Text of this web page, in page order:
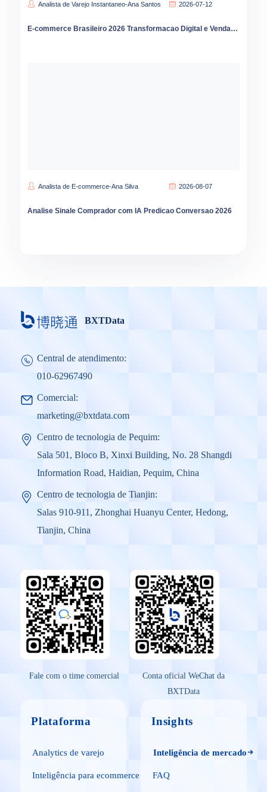
Analista de Varejo Instantaneo-Ana Santos 2026-07-12
E-commerce Brasileiro 2026 Transformacao Digital e Vendas Online
Analista de E-commerce-Ana Silva 2026-08-07
Analise Sinale Comprador com IA Predicao Conversao 2026
BXTData
Central de atendimento:
010-62967490
Comercial:
marketing@bxtdata.com
Centro de tecnologia de Pequim:
Sala 501, Bloco B, Xinxi Building, No. 28 Shangdi
Information Road, Haidian, Pequim, China
Centro de tecnologia de Tianjin:
Salas 910-911, Zhonghai Huanyu Center, Hedong,
Tianjin, China
Fale com o time comercial
Conta oficial WeChat da
BXTData
Plataforma
Analytics de varejo
Inteligência para ecommerce
Insights
Inteligência de mercado
FAQ